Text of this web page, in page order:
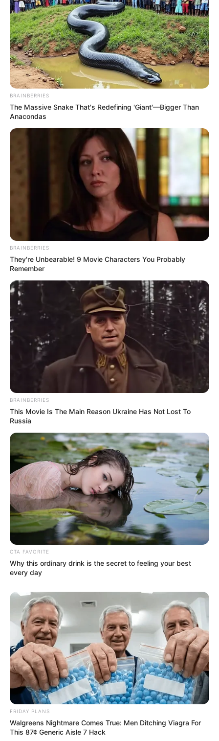
BRAINBERRIES
The Massive Snake That's Redefining 'Giant'—Bigger Than
Anacondas
BRAINBERRIES
They're Unbearable! 9 Movie Characters You Probably
Remember
BRAINBERRIES
This Movie Is The Main Reason Ukraine Has Not Lost To
Russia
CTA FAVORITE
Why this ordinary drink is the secret to feeling your best
every day
FRIDAY PLANS
Walgreens Nightmare Comes True: Men Ditching Viagra For
This 87¢ Generic Aisle 7 Hack